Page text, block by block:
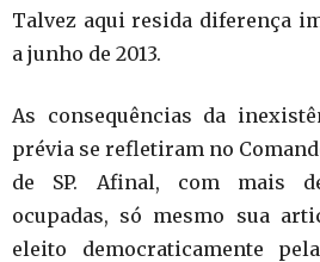
Talvez aqui resida diferença
a junho de 2013.
As consequências da
prévia se refletiram no
de SP. Afinal, com mais
ocupadas, só mesmo sua
eleito democraticamente